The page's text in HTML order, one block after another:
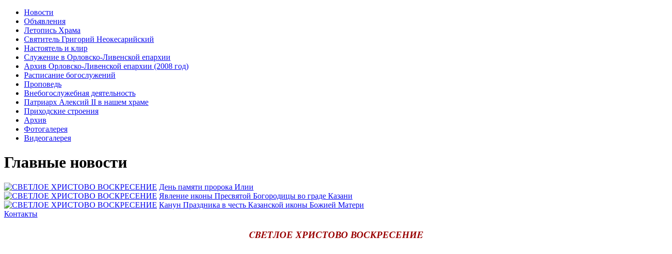
Новости
Объявления
Летопись Храма
Святитель Григорий Неокесарийский
Настоятель и клир
Служение в Орловско-Ливенской епархии
Архив Орловско-Ливенской епархии (2008 год)
Расписание богослужений
Проповедь
Внебогослужебная деятельность
Патриарх Алексий II в нашем храме
Приходские строения
Архив
Фотогалерея
Видеогалерея
Главные новости
День памяти пророка Илии
Явлeние иконы Пресвятой Богородицы во граде Казани
Канун Праздника в честь Казанской иконы Божией Матери
Контакты
CBEТЛОЕ ХРИСТОВО ВОСКРЕСЕНИE